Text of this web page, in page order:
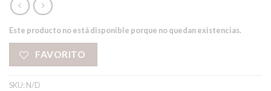
Este producto no está disponible porque no quedan existencias.
FAVORITO
SKU: N/D